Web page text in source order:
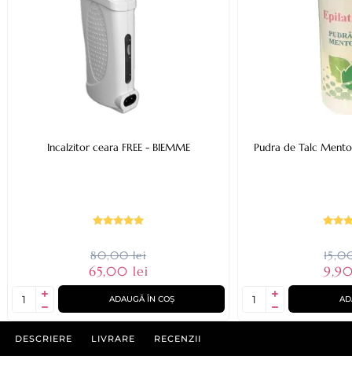
Incalzitor ceara FREE - BIEMME
80,00 lei
65,00 lei
ADAUGĂ ÎN COȘ
Pudra de Talc
DESCRIERE LIVRARE RECENZII